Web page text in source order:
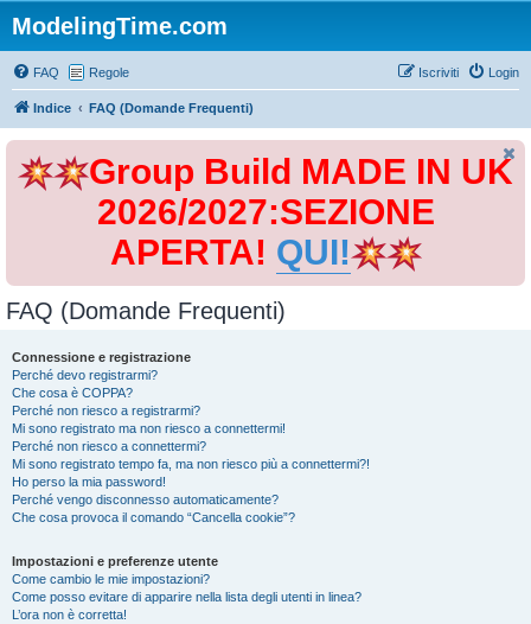
ModelingTime.com
FAQ Regole Login
Iscriviti
Indice FAQ (Domande Frequenti)
Group Build MADE IN UK
2026/2027:SEZIONE
APERTA! QUI!
FAQ (Domande Frequenti)
Connessione e registrazione
Perché devo registrarmi?
Che cosa è COPPA?
Perché non riesco a registrarmi?
Mi sono registrato ma non riesco a connettermi!
Perché non riesco a connettermi?
Mi sono registrato tempo fa, ma non riesco più a connettermi?!
Ho perso la mia password!
Perché vengo disconnesso automaticamente?
Che cosa provoca il comando “Cancella cookie”?
Impostazioni e preferenze utente
Come cambio le mie impostazioni?
Come posso evitare di apparire nella lista degli utenti in linea?
L’ora non è corretta!